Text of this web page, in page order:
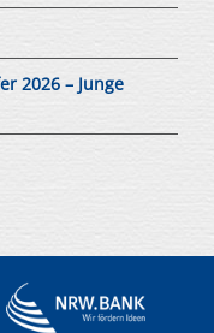
2026 – Junge